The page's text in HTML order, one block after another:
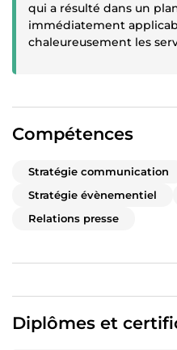
qui a résulté dans un
immédiatement
chaleureusement les
Compétences
Stratégie communication
Stratégie évènementiel
Relations presse
Diplômes et